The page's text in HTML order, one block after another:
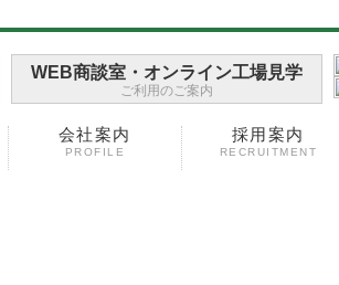
WEB商談室・オンライン工場見学
ご利用のご案内
会社案内
PROFILE
採用案内
RECRUITMENT